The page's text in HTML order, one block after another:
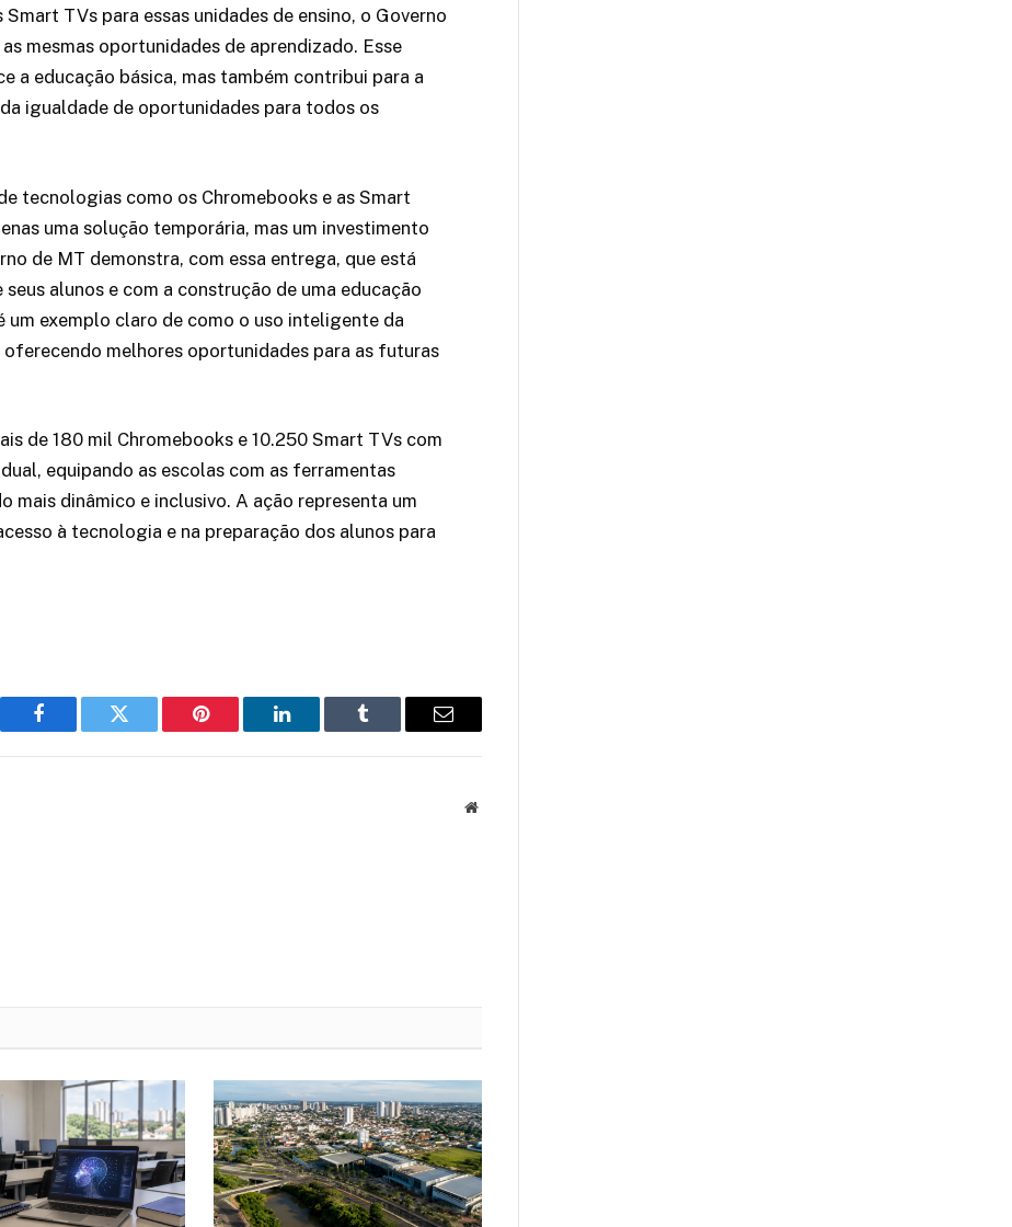
TVs para essas unidades de ensino, o Governo
mesmas oportunidades de aprendizado. Esse
educação básica, mas também contribui para a
igualdade de oportunidades para todos os
tecnologias como os Chromebooks e as Smart
uma solução temporária, mas um investimento
de MT demonstra, com essa entrega, que está
alunos e com a construção de uma educação
um exemplo claro de como o uso inteligente da
melhores oportunidades para as futuras
de 180 mil Chromebooks e 10.250 Smart TVs com
equipando as escolas com as ferramentas
mais dinâmico e inclusivo. A ação representa um
à tecnologia e na preparação dos alunos para
Facebook Twitter Pinterest LinkedIn Tumblr Email
Website